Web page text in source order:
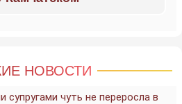
НОВОСТИ
чуть не переросла в